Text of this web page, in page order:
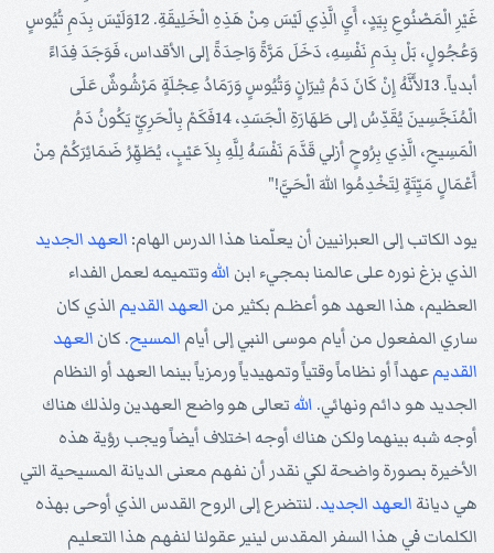
غَيْرِ الْمَصْنُوعِ بِيَدٍ، أَيِ الَّذِي لَيْسَ مِنْ هَذِهِ الْخَلِيقَةِ. 12وَلَيْسَ بِدَمِ تُيُوسٍ
وَعُجُولٍ، بَلْ بِدَمِ نَفْسِهِ، دَخَلَ مَرَّةً وَاحِدَةً إلى الأقداس، فَوَجَدَ فِدَاءً
أبدياً. 13لأَنَّهُ إِنْ كَانَ دَمُ ثِيرَانٍ وَتُيُوسٍ وَرَمَادُ عِجْلَةٍ مَرْشُوشٌ عَلَى
الْمُنَجَّسِينَ يُقَدِّسُ إلى طَهَارَةِ الْجَسَدِ، 14فَكَمْ بِالْحَرِيِّ يَكُونُ دَمُ
الْمَسِيحِ، الَّذِي بِرُوحٍ أزلي قَدَّمَ نَفْسَهُ لِلَّهِ بِلاَ عَيْبٍ، يُطَهِّرُ ضَمَائِرَكُمْ مِنْ
أَعْمَالٍ مَيِّتَةٍ لِتَخْدِمُوا اللهَ الْحَيَّ!"
يود الكاتب إلى العبرانيين أن يعلّمنا هذا الدرس الهام: العهد الجديد
الذي بزغ نوره على عالمنا بمجيء ابن اللهوتتميمه لعمل الفداء
العظيم، هذا العهد هو أعظـم بكثير من العهد القديم الذي كان
ساري المفعول من أيام موسى النبي إلى أيام المسيح. كان العهد
القديمعهداً أو نظاماً وقتياً وتمهيدياً ورمزياً بينما العهد أو النظام
الجديد هو دائم ونهائي. الله تعالى هو واضع العهدين ولذلك هناك
أوجه شبه بينهما ولكن هناك أوجه اختلاف أيضاً ويجب رؤية هذه
الأخيرة بصورة واضحة لكي نقدر أن نفهم معنى الديانة المسيحية التي
هي ديانة العهد الجديد. لنتضرع إلى الروح القدس الذي أوحى بهذه
الكلمات في هذا السفر المقدس لينير عقولنا لنفهم هذا التعليم